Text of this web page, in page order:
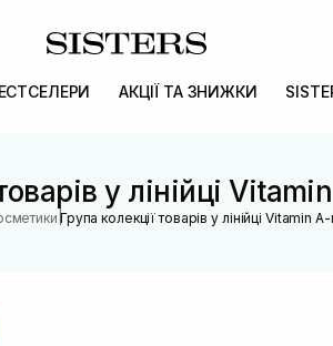
АКЦІЇ ТА ЗНИЖКИ
у лінійці
|Група колекції товарів у лінійці Vitamin